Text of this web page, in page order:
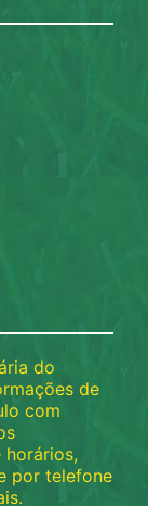
do
de
com
por telefone